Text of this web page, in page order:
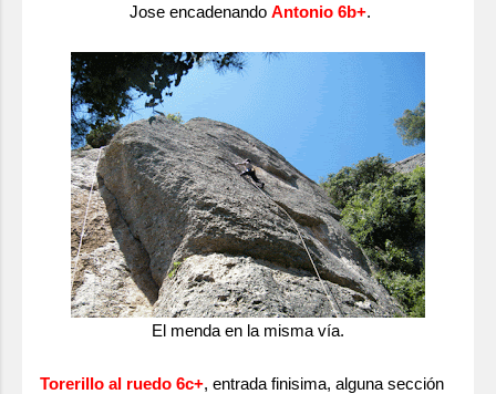
Jose encadenando Antonio 6b+.
El menda en la misma vía.
Torerillo al ruedo 6c+, entrada finisima, alguna sección